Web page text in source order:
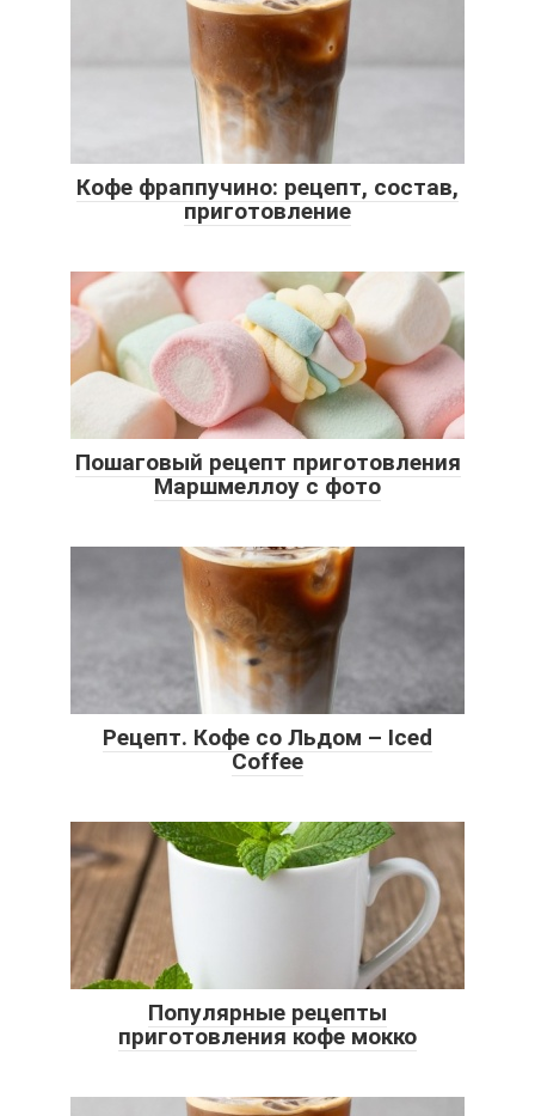
Кофе фраппучино: рецепт, состав,
приготовление
Пошаговый рецепт приготовления
Маршмеллоу с фото
Рецепт. Кофе со Льдом – Iced
Coffee
Популярные рецепты
приготовления кофе мокко